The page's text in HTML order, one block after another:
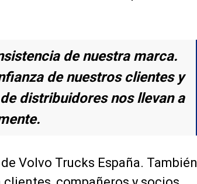
de nuestra marca.
de nuestros clientes y
distribuidores nos llevan a
Volvo Trucks España. También